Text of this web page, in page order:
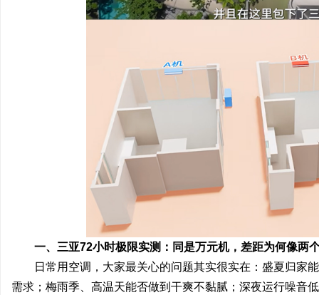
一、三亚72小时极限实测：同是万元机，差距为何像两
日常用空调，大家最关心的问题其实很实在：盛夏归家
需求；梅雨季、高温天能否做到干爽不黏腻；深夜运行噪音